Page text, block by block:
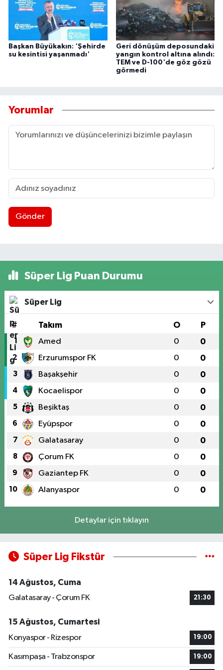
Başkan Büyükakın: 'Şehirde
su kesintisi yaşanmadı'
Geri dönüşüm deposundaki
yangın kontrol altına alındı:
TEM ve D-100'de göz gözü
görmedi
Yorumlar
Gönder
Süper Lig Puan Durumu
Süper Lig
# Takım O P
1 Amed 0 0
2 Erzurumspor FK 0 0
3 Başakşehir 0 0
4 Kocaelispor 0 0
5 Beşiktaş 0 0
6 Eyüpspor 0 0
7 Galatasaray 0 0
8 Çorum FK 0 0
9 Gaziantep FK 0 0
10 Alanyaspor 0 0
Detaylar için tıklayın
Süper Lig Fikstür
14 Ağustos, Cuma
Galatasaray - Çorum FK
21:30
15 Ağustos, Cumartesi
Konyaspor - Rizespor
19:00
Kasımpaşa - Trabzonspor 19:00